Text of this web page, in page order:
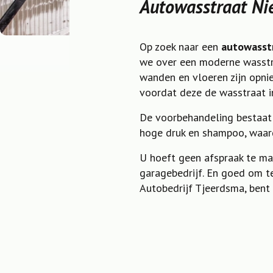
Autowasstraat
Op zoek naar een
we over een moderne
wanden en vloeren zijn
voordat deze de wasstraat
De voorbehandeling
hoge druk en shampoo,
U hoeft geen afspraak te
garagebedrijf. En goed om
Autobedrijf Tjeerdsma,